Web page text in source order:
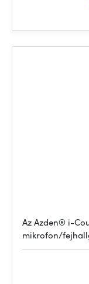
Az Azden® i-
mikrofon/